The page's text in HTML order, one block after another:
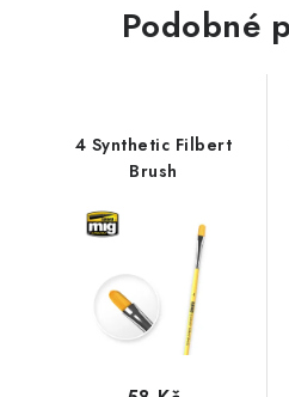
Podobné
4 Synthetic Filbert
Brush